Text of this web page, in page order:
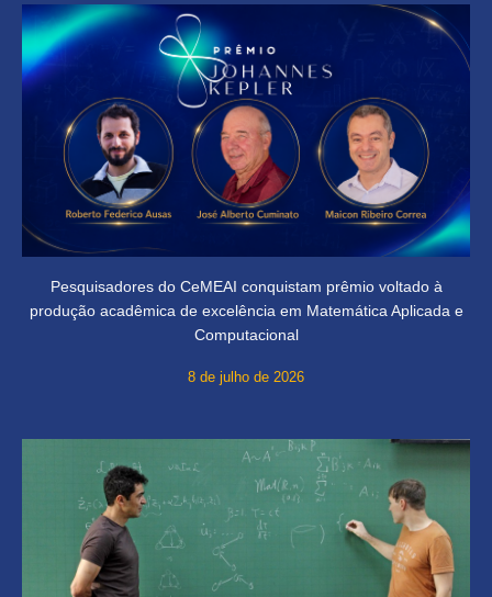
Pesquisadores do CeMEAI conquistam prêmio voltado à
produção acadêmica de excelência em Matemática Aplicada e
Computacional
8 de julho de 2026